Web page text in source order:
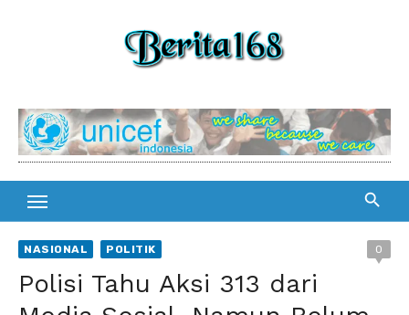
NASIONAL POLITIK 0
Polisi Tahu Aksi 313 dari